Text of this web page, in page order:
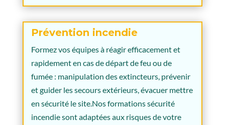
Prévention incendie
Formez vos équipes à réagir efficacement et
rapidement en cas de départ de feu ou de
fumée : manipulation des extincteurs, prévenir
et guider les secours extérieurs, évacuer mettre
en sécurité le site.Nos formations sécurité
incendie sont adaptées aux risques de votre